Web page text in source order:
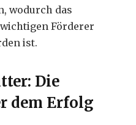
wodurch das
Förderer
ist.
Die
dem Erfolg